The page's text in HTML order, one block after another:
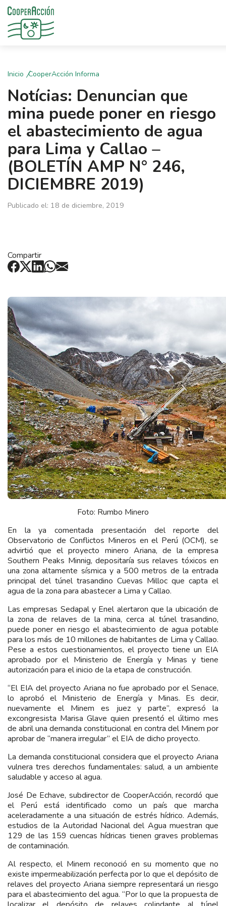
Inicio CooperAcción Informa
Notícias: Denuncian que
mina puede poner en riesgo
el abastecimiento de agua
para Lima y Callao –
(BOLETÍN AMP N° 246,
DICIEMBRE 2019)
Publicado el: 18 de diciembre, 2019
Compartir
Foto: Rumbo Minero
En la ya comentada presentación del reporte del
Observatorio de Conflictos Mineros en el Perú (OCM), se
advirtió que el proyecto minero Ariana, de la empresa
Southern Peaks Minnig, depositaría sus relaves tóxicos en
una zona altamente sísmica y a 500 metros de la entrada
principal del túnel trasandino Cuevas Milloc que capta el
agua de la zona para abastecer a Lima y Callao.
Las empresas Sedapal y Enel alertaron que la ubicación de
la zona de relaves de la mina, cerca al túnel trasandino,
puede poner en riesgo el abastecimiento de agua potable
para los más de 10 millones de habitantes de Lima y Callao.
Pese a estos cuestionamientos, el proyecto tiene un EIA
aprobado por el Ministerio de Energía y Minas y tiene
autorización para el inicio de la etapa de construcción.
“El EIA del proyecto Ariana no fue aprobado por el Senace,
lo aprobó el Ministerio de Energía y Minas. Es decir,
nuevamente el Minem es juez y parte”, expresó la
excongresista Marisa Glave quien presentó el último mes
de abril una demanda constitucional en contra del Minem por
aprobar de “manera irregular” el EIA de dicho proyecto.
La demanda constitucional considera que el proyecto Ariana
vulnera tres derechos fundamentales: salud, a un ambiente
saludable y acceso al agua.
José De Echave, subdirector de CooperAcción, recordó que
el Perú está identificado como un país que marcha
aceleradamente a una situación de estrés hídrico. Además,
estudios de la Autoridad Nacional del Agua muestran que
129 de las 159 cuencas hídricas tienen graves problemas
de contaminación.
Al respecto, el Minem reconoció en su momento que no
existe impermeabilización perfecta por lo que el depósito de
relaves del proyecto Ariana siempre representará un riesgo
para el abastecimiento del agua. “Por lo que la propuesta de